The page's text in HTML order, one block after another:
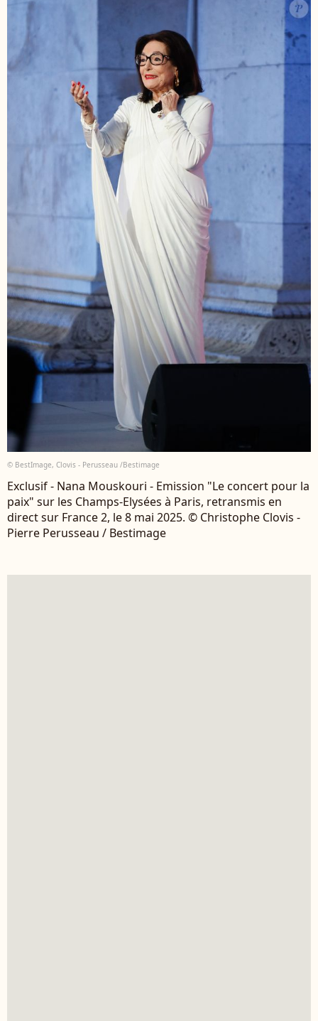
© BestImage, Clovis - Perusseau /Bestimage
Exclusif - Nana Mouskouri - Emission "Le concert pour la
paix" sur les Champs-Elysées à Paris, retransmis en
direct sur France 2, le 8 mai 2025. © Christophe Clovis -
Pierre Perusseau / Bestimage